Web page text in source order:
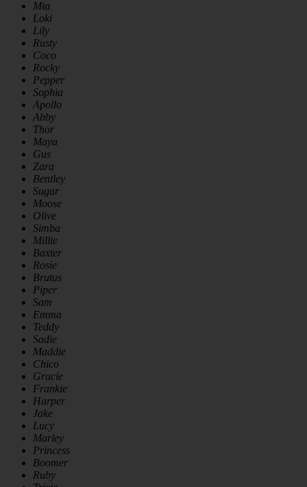
Mia
Loki
Lily
Rusty
Coco
Rocky
Pepper
Sophia
Apollo
Abby
Thor
Maya
Gus
Zara
Bentley
Sugar
Moose
Olive
Simba
Millie
Baxter
Rosie
Brutus
Piper
Sam
Emma
Teddy
Sadie
Maddie
Chico
Gracie
Frankie
Harper
Jake
Lucy
Marley
Princess
Boomer
Ruby